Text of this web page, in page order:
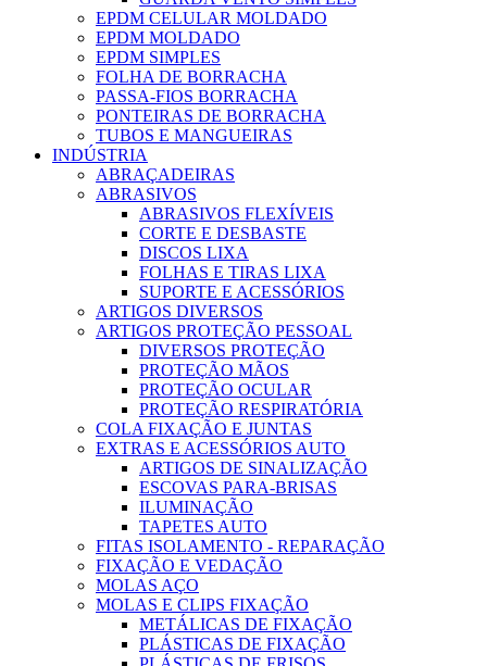
EPDM CELULAR MOLDADO
EPDM MOLDADO
EPDM SIMPLES
FOLHA DE BORRACHA
PASSA-FIOS BORRACHA
PONTEIRAS DE BORRACHA
TUBOS E MANGUEIRAS
INDÚSTRIA
ABRAÇADEIRAS
ABRASIVOS
ABRASIVOS FLEXÍVEIS
CORTE E DESBASTE
DISCOS LIXA
FOLHAS E TIRAS LIXA
SUPORTE E ACESSÓRIOS
ARTIGOS DIVERSOS
ARTIGOS PROTEÇÃO PESSOAL
DIVERSOS PROTEÇÃO
PROTEÇÃO MÃOS
PROTEÇÃO OCULAR
PROTEÇÃO RESPIRATÓRIA
COLA FIXAÇÃO E JUNTAS
EXTRAS E ACESSÓRIOS AUTO
ARTIGOS DE SINALIZAÇÃO
ESCOVAS PARA-BRISAS
ILUMINAÇÃO
TAPETES AUTO
FITAS ISOLAMENTO - REPARAÇÃO
FIXAÇÃO E VEDAÇÃO
MOLAS AÇO
MOLAS E CLIPS FIXAÇÃO
METÁLICAS DE FIXAÇÃO
PLÁSTICAS DE FIXAÇÃO